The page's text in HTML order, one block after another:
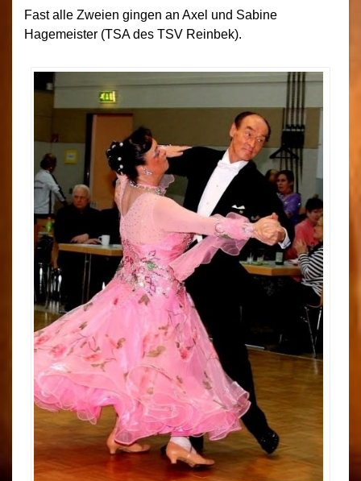
Fast alle Zweien gingen an Axel und Sabine
Hagemeister (TSA des TSV Reinbek).